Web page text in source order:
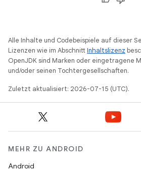
Alle Inhalte und Codebeispiele auf dieser
Lizenzen wie im AbschnittInhaltslizenz
OpenJDK sind Marken oder eingetragene
und/oder seinen Tochtergesellschaften.
Zuletzt aktualisiert: 2026-07-15 (UTC).
MEHR ZU ANDROID
Android